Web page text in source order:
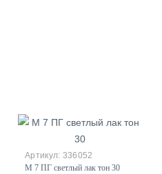
336052
М 7 ПГ светлый лак тон 30